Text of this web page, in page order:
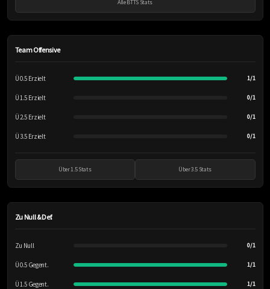
Alle BTTS Stats
Team Offensive
Ü 0.5 Erzielt 1/1
Ü 1.5 Erzielt 0/1
Ü 2.5 Erzielt 0/1
Ü 3.5 Erzielt 0/1
Über 1.5 Stats Über 3.5 Stats
Zu Null & Def.
Zu Null 0/1
Ü 0.5 Gegent. 1/1
Ü 1.5 Gegent. 1/1